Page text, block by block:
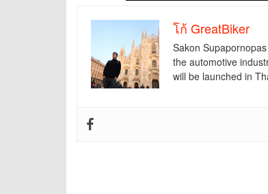
โก้ GreatBiker
Sakon
the automotive
will be launched in